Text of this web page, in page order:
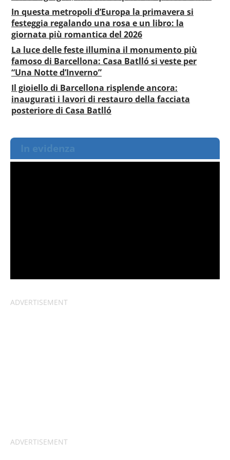
In questa metropoli d’Europa la primavera si
festeggia regalando una rosa e un libro: la
giornata più romantica del 2026
La luce delle feste illumina il monumento più
famoso di Barcellona: Casa Batlló si veste per
“Una Notte d’Inverno”
Il gioiello di Barcellona risplende ancora:
inaugurati i lavori di restauro della facciata
posteriore di Casa Batlló
In evidenza